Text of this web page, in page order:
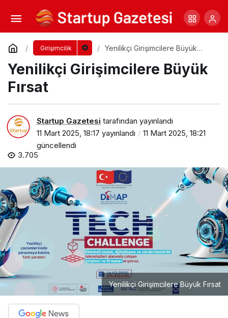
Girişimcilik
Yenilikçi Girişimcilere Büyük
Yenilikçi Girişimcilere Büyük
Fırsat
Startup Gazetesi tarafından yayınlandı
11 Mart 2025, 18:17 yayınlandı
11 Mart 2025, 18:21
güncellendi
3.705
Yenilikçi Girişimcilere Büyük Fırsat
Marka ve Yönetim Konferansı – 3 İçin Geri
Sayım!
Yorum Yap Paylaş